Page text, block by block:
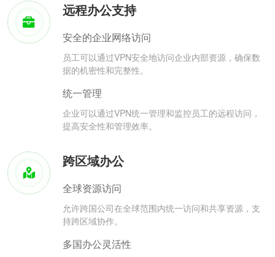
远程办公支持
安全的企业网络访问
员工可以通过VPN安全地访问企业内部资源，确保数
据的机密性和完整性。
统一管理
企业可以通过VPN统一管理和监控员工的远程访问，
提高安全性和管理效率。
跨区域办公
全球资源访问
允许跨国公司在全球范围内统一访问和共享资源，支
持跨区域协作。
多国办公灵活性